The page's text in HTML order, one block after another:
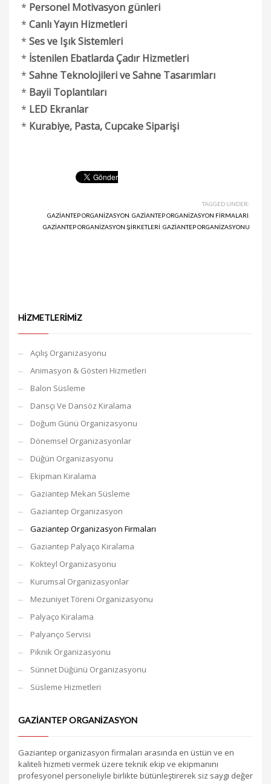
* Personel Motivasyon günleri
* Canlı Yayın Hizmetleri
* Ses ve Işık Sistemleri
* İstenilen Ebatlarda Çadır Hizmetleri
* Sahne Teknolojileri ve Sahne Tasarımları
* Bayii Toplantıları
* LED Ekranlar
* Kurabiye, Pasta, Cupcake Siparişi
TAGGED UNDER:
GAZIANTEP ORGANIZASYON GAZIANTEP ORGANIZASYON FIRMALARI
GAZIANTEP ORGANIZASYON ŞIRKETLERI GAZIANTEP ORGANIZASYONU
HIZMETLERIMIZ
Açılış Organizasyonu
Animasyon & Gösteri Hizmetleri
Balon Süsleme
Dansçı Ve Dansöz Kiralama
Doğum Günü Organizasyonu
Dönemsel Organizasyonlar
Düğün Organizasyonu
Ekipman Kiralama
Gaziantep Mekan Süsleme
Gaziantep Organizasyon
Gaziantep Organizasyon Firmaları
Gaziantep Palyaço Kiralama
Kokteyl Organizasyonu
Kurumsal Organizasyonlar
Mezuniyet Töreni Organizasyonu
Palyaço Kiralama
Palyanço Servisi
Piknik Organizasyonu
Sünnet Düğünü Organizasyonu
Süsleme Hizmetleri
GAZIANTEP ORGANIZASYON
Gaziantep organizasyon firmaları arasında en üstün ve en
kaliteli hizmeti vermek üzere teknik ekip ve ekipmanını
profesyonel personeliyle birlikte bütünleştirerek siz saygı değer